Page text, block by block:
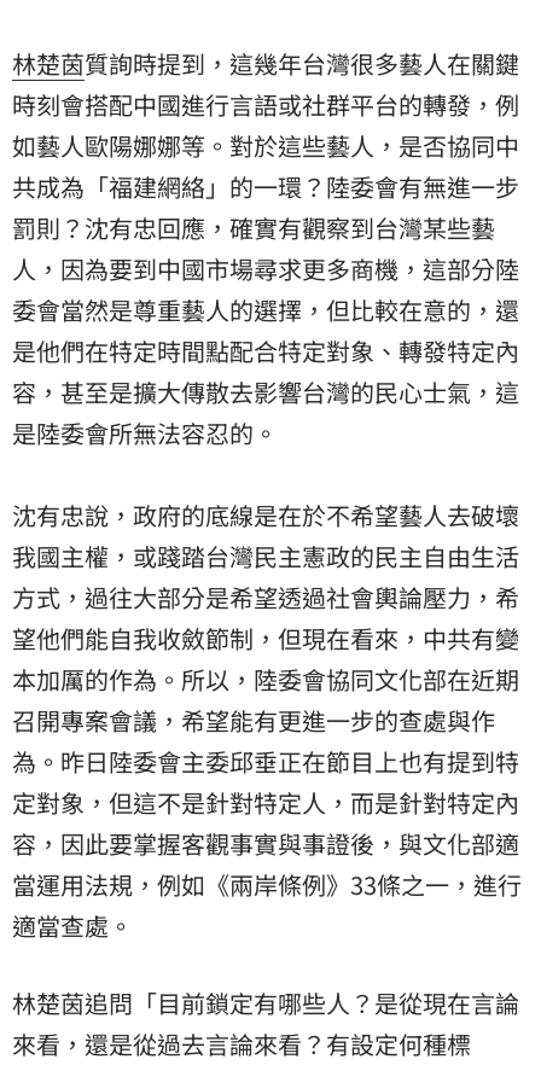
林楚茵質詢時提到，這幾年台灣很多藝人在關鍵
時刻會搭配中國進行言語或社群平台的轉發，例
如藝人歐陽娜娜等。對於這些藝人，是否協同中
共成為「福建網絡」的一環？陸委會有無進一步
罰則？沈有忠回應，確實有觀察到台灣某些藝
人，因為要到中國市場尋求更多商機，這部分陸
委會當然是尊重藝人的選擇，但比較在意的，還
是他們在特定時間點配合特定對象、轉發特定內
容，甚至是擴大傳散去影響台灣的民心士氣，這
是陸委會所無法容忍的。
沈有忠說，政府的底線是在於不希望藝人去破壞
我國主權，或踐踏台灣民主憲政的民主自由生活
方式，過往大部分是希望透過社會輿論壓力，希
望他們能自我收斂節制，但現在看來，中共有變
本加厲的作為。所以，陸委會協同文化部在近期
召開專案會議，希望能有更進一步的查處與作
為。昨日陸委會主委邱垂正在節目上也有提到特
定對象，但這不是針對特定人，而是針對特定內
容，因此要掌握客觀事實與事證後，與文化部適
當運用法規，例如《兩岸條例》33條之一，進行
適當查處。
林楚茵追問「目前鎖定有哪些人？是從現在言論
來看，還是從過去言論來看？有設定何種標